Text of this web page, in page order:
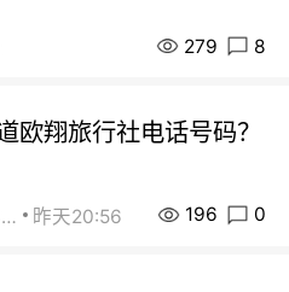
279 8
欧翔旅行社电话号码？
街友44498484 昨天20:56 196 0